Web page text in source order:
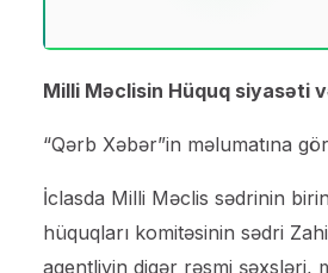
Milli Məclisin Hüquq siyasəti
“Qərb Xəbər”in məlumatına
İclasda Milli Məclis sədrinin
hüquqları komitəsinin sədri
agentliyin digər rəsmi şəxsləri,